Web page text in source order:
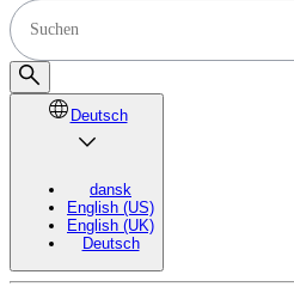
Deutsch
dansk
English (US)
English (UK)
Deutsch